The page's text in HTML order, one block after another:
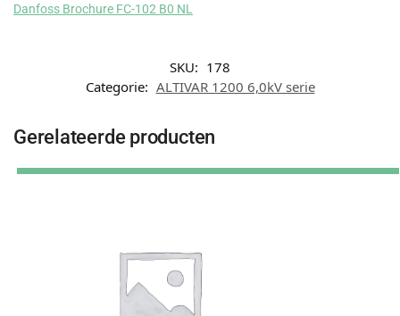
Danfoss Brochure FC-102 B0 NL
SKU: 178
Categorie: ALTIVAR 1200 6,0kV serie
Gerelateerde producten